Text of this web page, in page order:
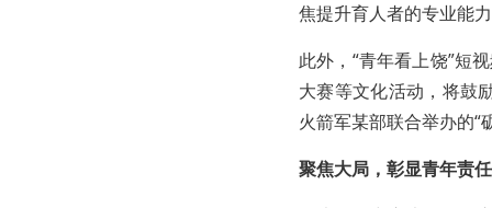
焦提升育人者的专业能
此外，“青年看上饶”短
大赛等文化活动，将鼓
火箭军某部联合举办的“
聚焦大局，彰显青年责